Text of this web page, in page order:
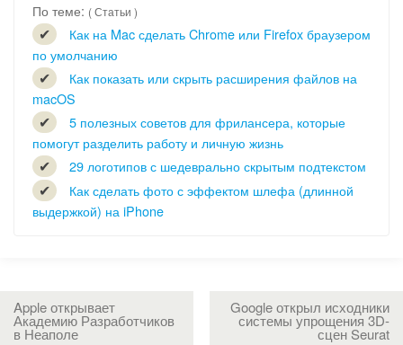
По теме: ( Статьи )
Как на Mac сделать Chrome или Firefox браузером
по умолчанию
Как показать или скрыть расширения файлов на
macOS
5 полезных советов для фрилансера, которые
помогут разделить работу и личную жизнь
29 логотипов с шедеврально скрытым подтекстом
Как сделать фото с эффектом шлефа (длинной
выдержкой) на iPhone
Google открыл исходники
системы упрощения 3D-
сцен Seurat
Apple открывает
Академию Разработчиков
в Неаполе